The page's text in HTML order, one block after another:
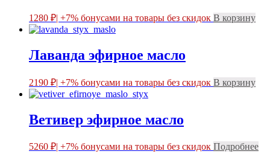
1280 ₽| +7% бонусами на товары без скидок В корзину
Лаванда эфирное масло
2190 ₽| +7% бонусами на товары без скидок В корзину
Ветивер эфирное масло
5260 ₽ | +7% бонусами на товары без скидок Подробнее